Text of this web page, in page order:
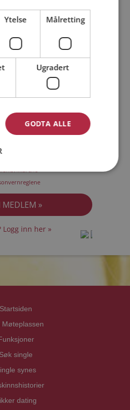
gratis!
Mann Kvinne
inn her »
Startsiden
Møteplassen
Søk single
synes
dating
Ytelse Målretting
Ugradert
GODTA ALLE